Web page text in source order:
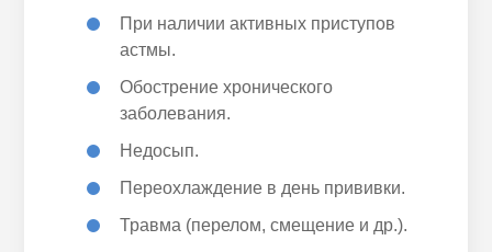
При наличии активных приступов
астмы.
Обострение хронического
заболевания.
Недосып.
Переохлаждение в день прививки.
Травма (перелом, смещение и др.).